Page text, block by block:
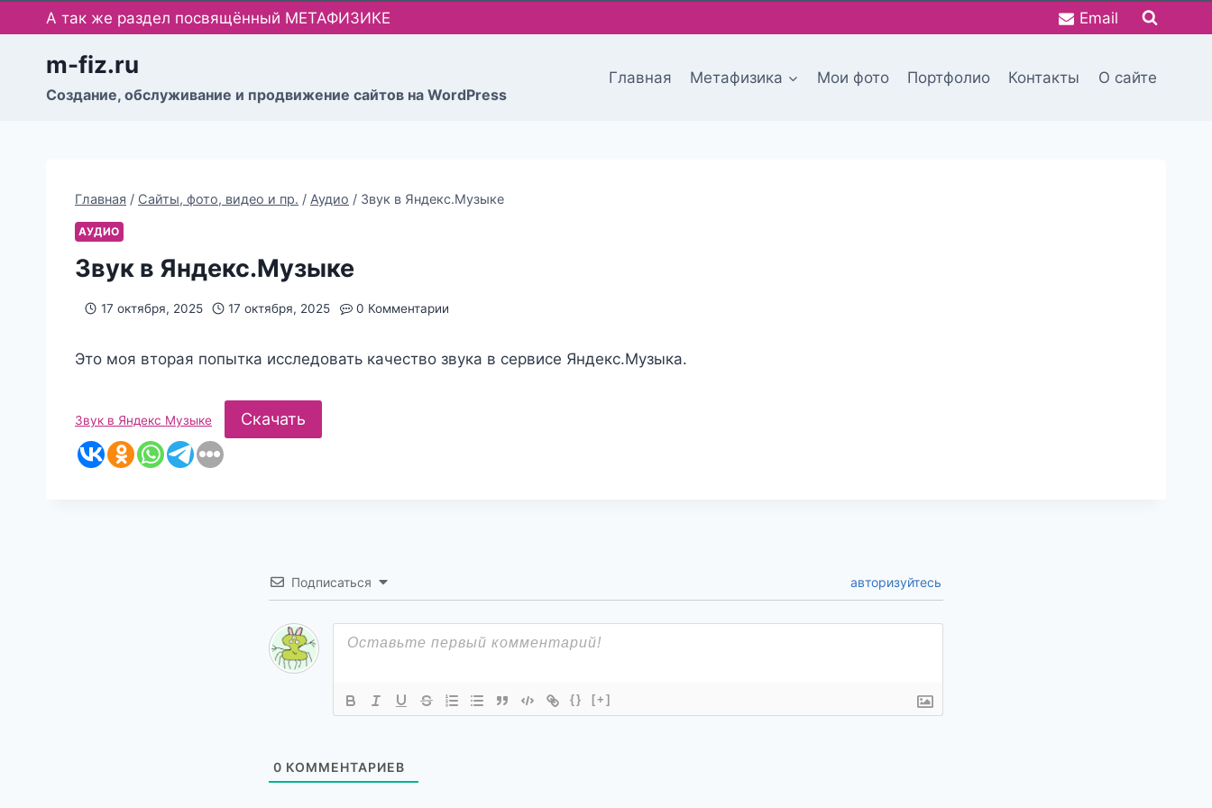
Перейти
к
содержимому
А так же раздел посвящённый МЕТАФИЗИКЕ Email
m-fiz.ru
Cоздание, обслуживание и продвижение сайтов на WordPress
Главная Метафизика Мои фото Портфолио Контакты О сайте
Главная / Сайты, фото, видео и пр. / Аудио / Звук в Яндекс.Музыке
АУДИО
Звук в Яндекс.Музыке
17 октября, 2025 17 октября, 2025 0 Комментарии
Это моя вторая попытка исследовать качество звука в сервисе Яндекс.Музыка.
Звук в Яндекс Музыке Скачать
Подписаться авторизуйтесь
{} [+]
0 КОММЕНТАРИЕВ